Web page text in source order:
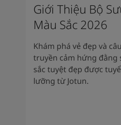
Giới Thiệu Bộ
Màu Sắc 2026
Khám phá vẻ đẹp và
truyền cảm hứng đằng
sắc tuyệt đẹp được
lưỡng từ Jotun.